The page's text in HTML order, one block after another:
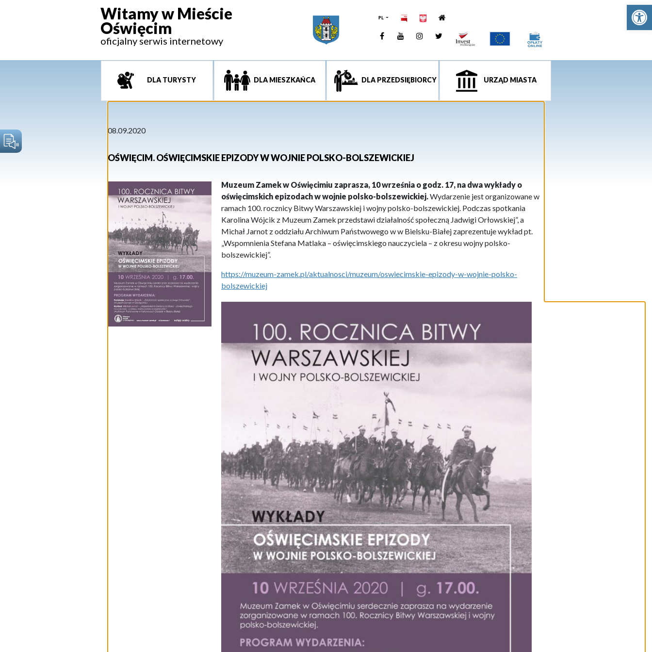
Witamy w Mieście
Oświęcim
oficjalny serwis internetowy
PL
FacebookYouTUbeInstagramTwitter
DLA TURYSTY DLA MIESZKAŃCA DLA PRZEDSIĘBIORCY URZĄD MIASTA
08.09.2020
OŚWIĘCIM. OŚWIĘCIMSKIE EPIZODY W WOJNIE POLSKO-BOLSZEWICKIEJ
Muzeum Zamek w Oświęcimiu zaprasza, 10 września o godz. 17, na dwa wykłady o
oświęcimskich epizodach w wojnie polsko-bolszewickiej.Wydarzenie jest organizowane w
ramach 100. rocznicy Bitwy Warszawskiej i wojny polsko-bolszewickiej. Podczas spotkania
Karolina Wójcik z Muzeum Zamek przedstawi działalność społeczną Jadwigi Orłowskiej”, a
Michał Jarnot z oddziału Archiwum Państwowego w w Bielsku-Białej zaprezentuje wykład pt.
„Wspomnienia Stefana Matlaka – oświęcimskiego nauczyciela – z okresu wojny polsko-
bolszewickiej”.
https://muzeum-zamek.pl/aktualnosci/muzeum/oswiecimskie-epizody-w-wojnie-polsko-
bolszewickiej